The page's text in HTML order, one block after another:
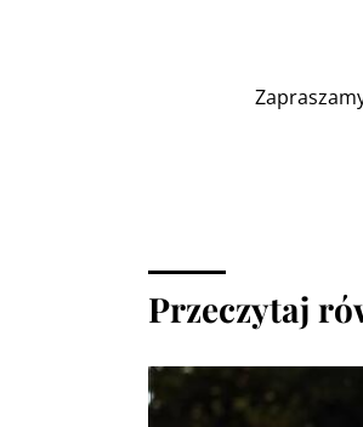
Przeczytaj